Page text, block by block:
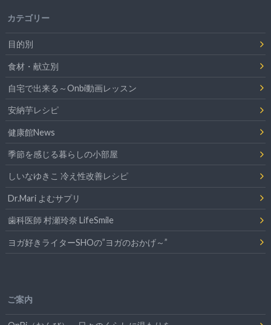
カテゴリー
目的別
食材・献立別
自宅で出来る～Onbi動画レッスン
安納芋レシピ
健康館News
季節を感じる暮らしの小部屋
しいなゆきこ 冷え性改善レシピ
Dr.Mari よむサプリ
歯科医師 村瀬玲奈 LifeSmile
ヨガ好きライターSHOの”ヨガのおかげ～”
ご案内